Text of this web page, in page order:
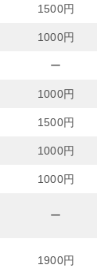
1500円
1000円
ー
1000円
1500円
1000円
1000円
ー
1900円